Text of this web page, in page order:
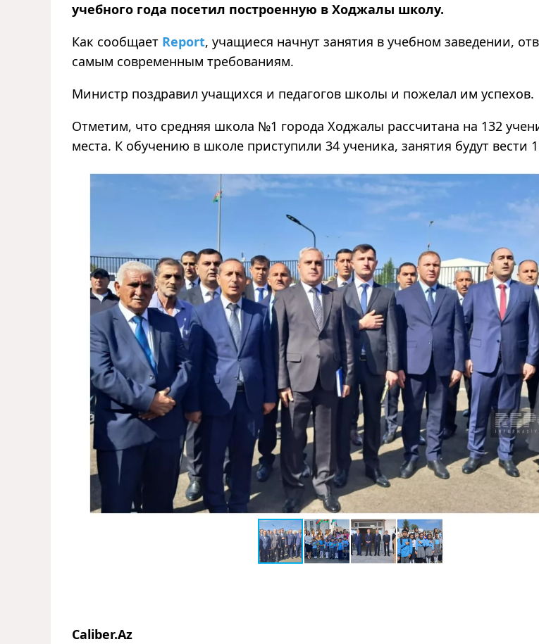
учебного года посетил построенную в Ходжалы школу.
Как сообщает Report, учащиеся начнут занятия в учебном заведении,
самым современным требованиям.
Министр поздравил учащихся и педагогов школы и пожелал им успехов.
Отметим, что средняя школа №1 города Ходжалы рассчитана на 132
места. К обучению в школе приступили 34 ученика, занятия будут вести
Caliber.Az